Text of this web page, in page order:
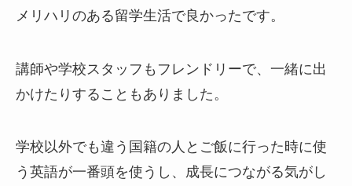
メリハリのある留学生活で良かったです。
講師や学校スタッフもフレンドリーで、一緒に出
かけたりすることもありました。
学校以外でも違う国籍の人とご飯に行った時に使
う英語が一番頭を使うし、成長につながる気がし